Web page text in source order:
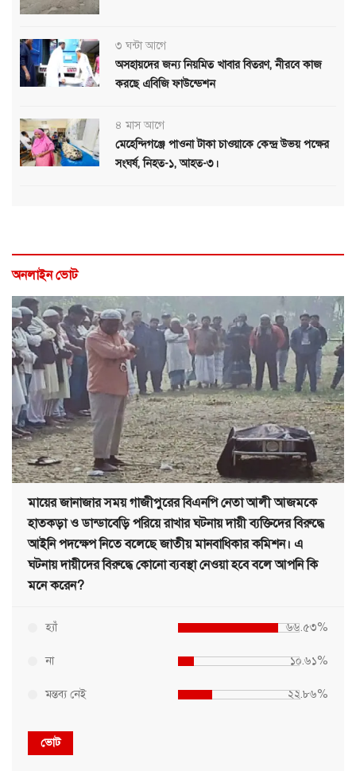
৩ ঘন্টা আগে
অসহায়দের জন্য নিয়মিত খাবার বিতরণ, নীরবে কাজ
করছে এবিজি ফাউন্ডেশন
৪ মাস আগে
মেহেন্দিগঞ্জে পাওনা টাকা চাওয়াকে কেন্দ্র উভয় পক্ষের
সংঘর্ষ, নিহত-১, আহত-৩।
অনলাইন ভোট
মায়ের জানাজার সময় গাজীপুরের বিএনপি নেতা আলী আজমকে
হাতকড়া ও ডান্ডাবেড়ি পরিয়ে রাখার ঘটনায় দায়ী ব্যক্তিদের বিরুদ্ধে
আইনি পদক্ষেপ নিতে বলেছে জাতীয় মানবাধিকার কমিশন। এ
ঘটনায় দায়ীদের বিরুদ্ধে কোনো ব্যবস্থা নেওয়া হবে বলে আপনি কি
মনে করেন?
হ্যাঁ ৬৬.৫৩%
না ১০.৬১%
মন্তব্য নেই ২২.৮৬%
ভোট